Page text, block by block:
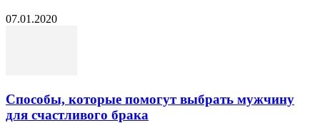
07.01.2020
Способы, которые помогут выбрать мужчину
для счастливого брака